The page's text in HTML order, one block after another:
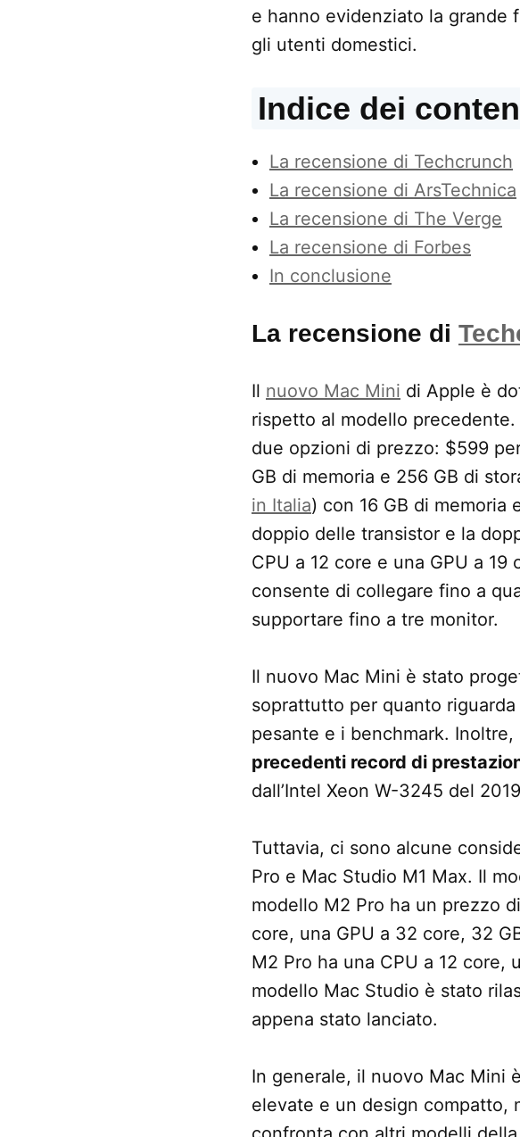
e hanno evidenziato la grande
gli utenti domestici.
Indice dei
La recensione di Techcrunch
La recensione di ArsTechnica
La recensione di The Verge
La recensione di Forbes
In conclusione
La recensione di
Il nuovo Mac Mini di Apple è
rispetto al modello
due opzioni di prezzo: $599
GB di memoria e 256 GB di
in Italia) con 16 GB di memoria
doppio delle transistor e la
CPU a 12 core e una GPU a
consente di collegare fino a
supportare fino a tre monitor.
Il nuovo Mac Mini è stato
soprattutto per quanto riguarda
pesante e i benchmark.
precedenti record di
dall’Intel Xeon W-3245 del
Tuttavia, ci sono alcune
Pro e Mac Studio M1 Max. Il
modello M2 Pro ha un prezzo
core, una GPU a 32 core, 32
M2 Pro ha una CPU a 12 core,
modello Mac Studio è stato
appena stato lanciato.
In generale, il nuovo Mac Mini
elevate e un design compatto,